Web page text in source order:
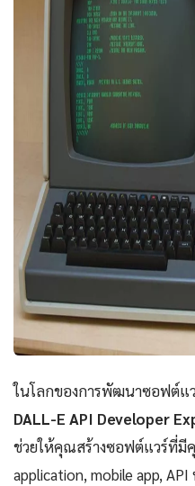
ในโลกของการพัฒนาซอฟต์แ
DALL-E API Developer
ช่วยให้คุณสร้างซอฟต์แวร์ที่มี
application, mobile app, API